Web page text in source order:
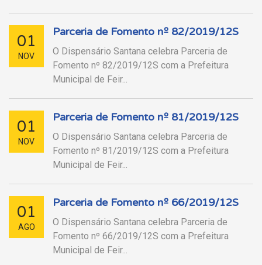
01
NOV
Parceria de Fomento nº 82/2019/12S
O Dispensário Santana celebra Parceria de
Fomento nº 82/2019/12S com a Prefeitura
Municipal de Feir...
01
NOV
Parceria de Fomento nº 81/2019/12S
O Dispensário Santana celebra Parceria de
Fomento nº 81/2019/12S com a Prefeitura
Municipal de Feir...
01
AGO
Parceria de Fomento nº 66/2019/12S
O Dispensário Santana celebra Parceria de
Fomento nº 66/2019/12S com a Prefeitura
Municipal de Feir...